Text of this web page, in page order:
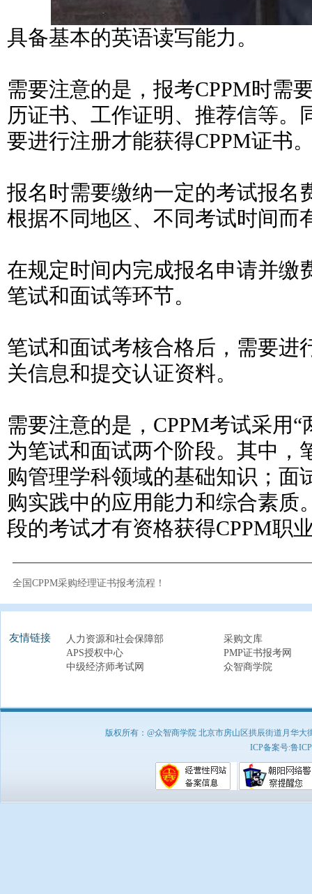
具备基本的英语读写能力。
需要注意的是，报考CPPM时需
历证书、工作证明、推荐信等。
要进行注册才能获得CPPM证书
报名时需要缴纳一定的考试报名
根据不同地区、不同考试时间而
在规定时间内完成报名申请并缴
笔试和面试等环节。
笔试和面试考核合格后，需要进
关信息和提交认证资料。
需要注意的是，CPPM考试采用
为笔试和面试两个阶段。其中，
购管理学科领域的基础知识；面
购实践中的应用能力和综合素质
段的考试才有资格获得CPPM职
全国CPPM采购经理证书报考流程！
友情链接 人力资源和社会保障部
采购文库
APS授权中心
PMP证书报考网
中级经济师考试网
众智商学院
版权所有：@众智商学院 北京市房山区拱辰街道月华
ICP备案号:鲁